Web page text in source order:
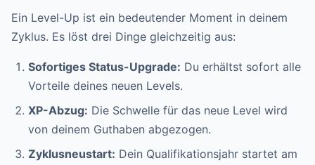
Ein Level-Up ist ein bedeutender Moment in deinem
Zyklus. Es löst drei Dinge gleichzeitig aus:
Sofortiges Status-Upgrade: Du erhältst sofort alle
Vorteile deines neuen Levels.
XP-Abzug: Die Schwelle für das neue Level wird
von deinem Guthaben abgezogen.
Zyklusneustart: Dein Qualifikationsjahr startet am